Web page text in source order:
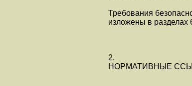
Требования
изложены в разделах
2.
НОРМАТИВНЫЕ